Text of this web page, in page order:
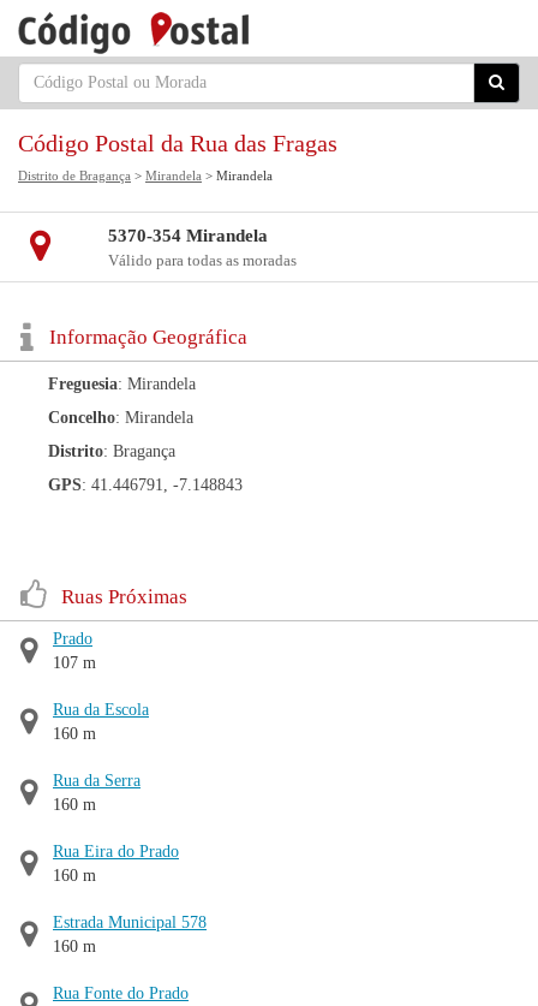
Código Postal da Rua das Fragas
Distrito de Bragança > Mirandela > Mirandela
5370-354 Mirandela
Válido para todas as moradas
Informação Geográfica
Freguesia: Mirandela
Concelho: Mirandela
Distrito: Bragança
GPS: 41.446791, -7.148843
Ruas Próximas
Prado
107 m
Rua da Escola
160 m
Rua da Serra
160 m
Rua Eira do Prado
160 m
Estrada Municipal 578
160 m
Rua Fonte do Prado